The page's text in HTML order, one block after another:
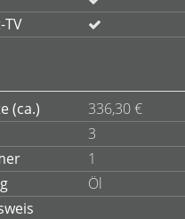
TV
(ca.)
336,30 €
3
1
Öl